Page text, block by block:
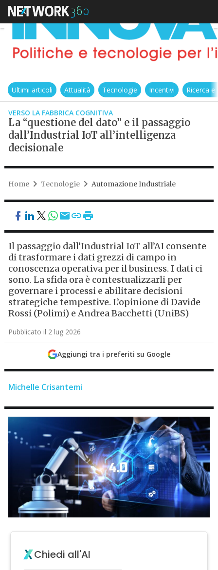
Ultimi articoli Attualità Tecnologie Incentivi Ricerca
VERSO LA FABBRICA COGNITIVA
La “questione del dato” e il passaggio
dall’Industrial IoT all’intelligenza
decisionale
Home Tecnologie Automazione Industriale
Il passaggio dall’Industrial IoT all’AI consente
di trasformare i dati grezzi di campo in
conoscenza operativa per il business. I dati ci
sono. La sfida ora è contestualizzarli per
governare i processi e abilitare decisioni
strategiche tempestive. L’opinione di Davide
Rossi (Polimi) e Andrea Bacchetti (UniBS)
Pubblicato il 2 lug 2026
Aggiungi tra i preferiti su Google
Michelle Crisantemi
Chiedi all'AI